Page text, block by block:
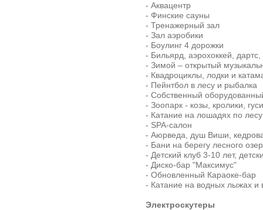
- Аквацентр
- Финские сауны
- Тренажерный зал
- Зал аэробики
- Боулинг 4 дорожки
- Бильярд, аэрохоккей, дартс,
- Зимой – открытый
- Квадроциклы, лодки и
- Пейнтбол в лесу и рыбалка
- Собственный
- Зоопарк - козы, кролики,
- Катание на лошадях по лесу
- SPA-салон
- Аюрведа, душ Виши,
- Бани на берегу лесного
- Детский клуб 3-10 лет,
- Диско-бар "Максимус"
- Обновленный Караоке-бар
- Катание на водных лыжах и
Электроскутеры